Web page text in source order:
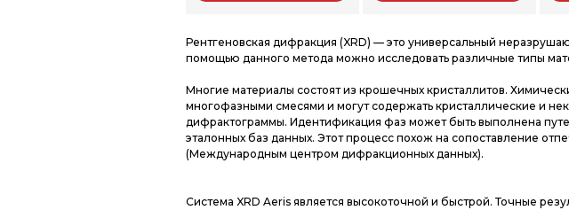
Рентгеновская дифракция (XRD) — это универсальный
помощью данного метода можно исследовать различные типы
Многие материалы состоят из крошечных кристаллитов.
многофазными смесями и могут содержать кристаллические и
дифрактограммы. Идентификация фаз может быть выполнена
эталонных баз данных. Этот процесс похож на сопоставление
(Международным центром дифракционных данных).
Система XRD Aeris является высокоточной и быстрой. Точные